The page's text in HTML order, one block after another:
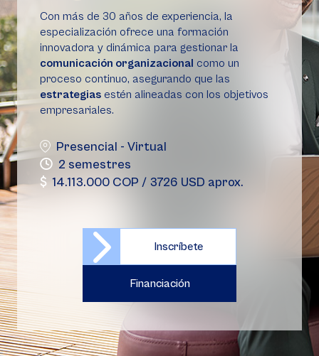
Con más de 30 años de experiencia, la
especialización ofrece una formación
innovadora y dinámica para gestionar la
comunicación organizacional como un
proceso continuo, asegurando que las
estrategias estén alineadas con los objetivos
empresariales.
2 semestres
Presencial - Virtual
14.113.000 COP / 3726 USD aprox.
Inscríbete
Financiación